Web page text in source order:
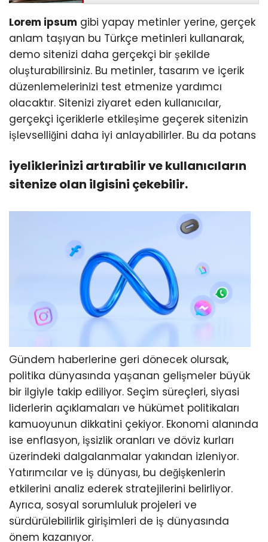
Lorem ipsum gibi yapay metinler yerine, gerçek
anlam taşıyan bu Türkçe metinleri kullanarak,
demo sitenizi daha gerçekçi bir şekilde
oluşturabilirsiniz. Bu metinler, tasarım ve içerik
düzenlemelerinizi test etmenize yardımcı
olacaktır. Sitenizi ziyaret eden kullanıcılar,
gerçekçi içeriklerle etkileşime geçerek sitenizin
işlevselliğini daha iyi anlayabilirler. Bu da potans
iyeliklerinizi artırabilir ve kullanıcıların
sitenize olan ilgisini çekebilir.
Gündem haberlerine geri dönecek olursak,
politika dünyasında yaşanan gelişmeler büyük
bir ilgiyle takip ediliyor. Seçim süreçleri, siyasi
liderlerin açıklamaları ve hükümet politikaları
kamuoyunun dikkatini çekiyor. Ekonomi alanında
ise enflasyon, işsizlik oranları ve döviz kurları
üzerindeki dalgalanmalar yakından izleniyor.
Yatırımcılar ve iş dünyası, bu değişkenlerin
etkilerini analiz ederek stratejilerini belirliyor.
Ayrıca, sosyal sorumluluk projeleri ve
sürdürülebilirlik girişimleri de iş dünyasında
önem kazanıyor.